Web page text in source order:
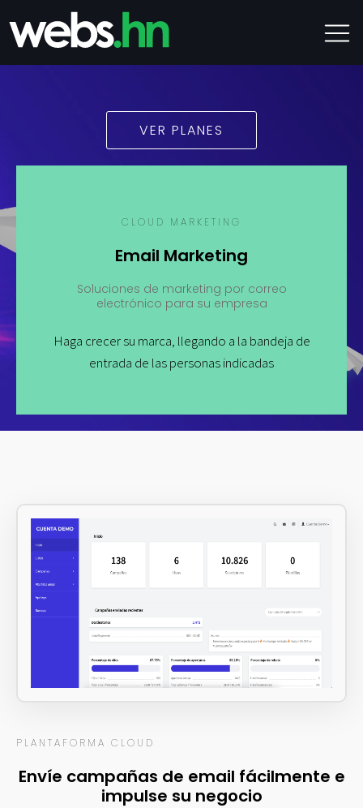
VER PLANES
CLOUD MARKETING
Email Marketing
Soluciones de marketing por correo
electrónico para su empresa
Haga crecer su marca, llegando a la bandeja de
entrada de las personas indicadas
PLANTAFORMA CLOUD
Envíe campañas de email fácilmente e
impulse su negocio